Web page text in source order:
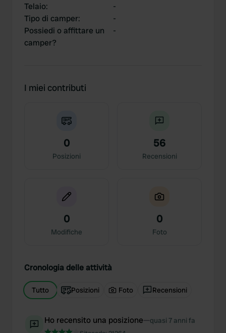
Telaio:
-
Tipo di camper:
-
Possiedi o affittare un
camper?
-
I miei contributi
0
Posizioni
56
Recensioni
0
Modifiche
0
Foto
Cronologia delle attività
Tutto Posizioni Foto Recensioni
Ho recensito una posizione—quasi 7 anni fa